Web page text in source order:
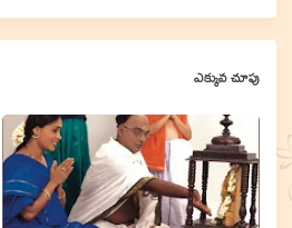
ఎక్కువ చూపు